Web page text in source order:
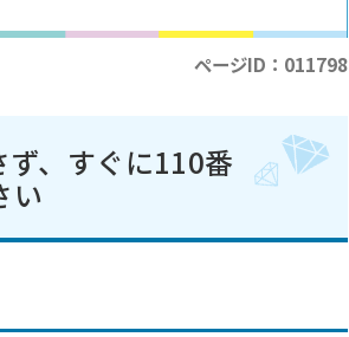
ページID：011798
ず、すぐに110番
い